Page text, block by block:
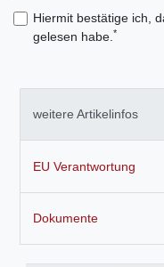
Hiermit bestätige ich,
gelesen habe. *
weitere Artikelinfos
EU Verantwortung
Dokumente